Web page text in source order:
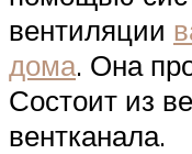
вентиляции
дома. Она
Состоит из
вентканала.